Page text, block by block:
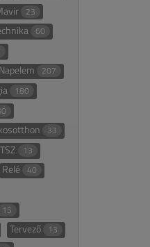
23
60
Napelem 207
180
33
13
Relé 40
15
Tervező 13